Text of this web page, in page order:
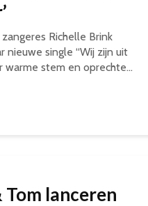
Richelle Brink
nieuwe single “Wij zijn uit
warme stem en oprechte...
Tom lanceren